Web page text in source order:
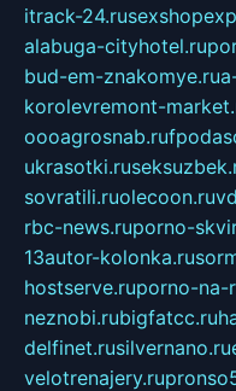
itrack-24.ru
alabuga-cityhotel.ru
bud-em-znakomye.ru
korolevremont-
oooagrosnab.ru
ukrasotki.ru
sovratili.ruolecoon.ru
rbc-news.ruporno-
13autor-kolonka.ru
hostserve.ruporno-na-
neznobi.rubigfatcc.ru
delfinet.rusilvernano.ru
velotrenajery.ru